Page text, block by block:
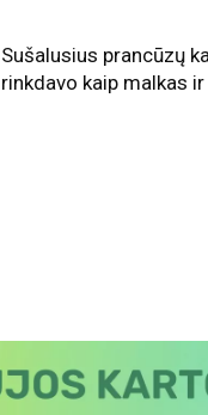
Sušalusius prancūzų
rinkdavo kaip malkas